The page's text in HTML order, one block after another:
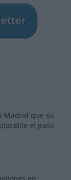
Madrid que su
el paso